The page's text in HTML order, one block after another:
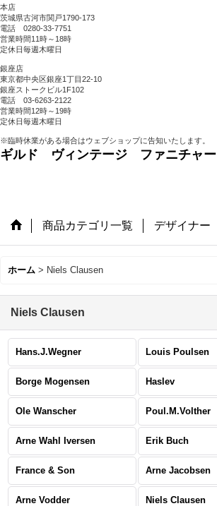
本店
茨城県古河市関戸1790-173
電話 0280-33-7751
営業時間11時～18時
定休日毎週木曜日
銀座店
東京都中央区銀座1丁目22-10
銀座ストークビル1F102
電話 03-6263-2122
営業時間12時～19時
定休日毎週木曜日
※臨時休業がある場合はウェブショップに告知いたします。
ギルド ヴィンテージ ファニチャー
商品カテゴリ一覧 デザイナー
ホーム > Niels Clausen
Niels Clausen
Hans.J.Wegner Louis Poulsen
Borge Mogensen Haslev
Ole Wanscher Poul.M.Volther
Arne Wahl Iversen Erik Buch
France & Son Arne Jacobsen
Arne Vodder Niels Clausen